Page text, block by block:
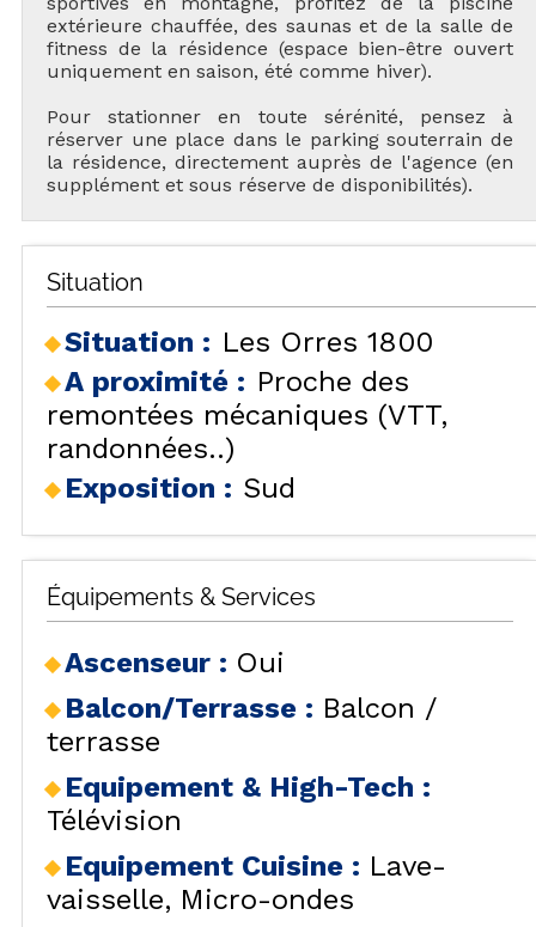
extérieure chauffée, des saunas et de la salle de
fitness de la résidence (espace bien-être ouvert
uniquement en saison, été comme hiver).
Pour stationner en toute sérénité, pensez à
réserver une place dans le parking souterrain de
la résidence, directement auprès de l'agence (en
supplément et sous réserve de disponibilités).
Situation
Situation : Les Orres 1800
A proximité : Proche des
remontées mécaniques (VTT,
randonnées..)
Exposition : Sud
Équipements & Services
Ascenseur : Oui
Balcon/Terrasse : Balcon /
terrasse
Equipement & High-Tech :
Télévision
Equipement Cuisine : Lave-
vaisselle
Micro-ondes